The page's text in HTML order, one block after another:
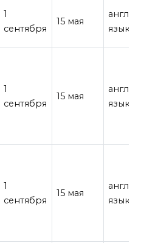
1
сентября
15 мая
язык
1
сентября
15 мая
язык
1
сентября
15 мая
язык